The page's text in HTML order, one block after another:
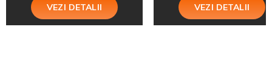
VEZI DETALII VEZI DETALII